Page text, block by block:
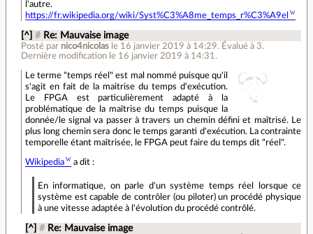
l'autre.
https://fr.wikipedia.org/wiki/Syst%C3%A8me_temps_r%C3%A9el
[^] # Re: Mauvaise image
Posté par nico4nicolas le 16 janvier 2019 à 14:29. Évalué à 3.
Dernière modification le 16 janvier 2019 à 14:31.
Le terme "temps réel" est mal nommé puisque qu'il
s'agit en fait de la maitrise du temps d'exécution.
Le FPGA est particulièrement adapté à la
problématique de la maîtrise du temps puisque la
donnée/le signal va passer à travers un chemin défini et maîtrisé. Le
plus long chemin sera donc le temps garanti d'exécution. La contrainte
temporelle étant maîtrisée, le FPGA peut faire du temps dit "réel".
Wikipedia a dit :
En informatique, on parle d'un système temps réel lorsque ce
système est capable de contrôler (ou piloter) un procédé physique
à une vitesse adaptée à l'évolution du procédé contrôlé.
[^] # Re: Mauvaise image